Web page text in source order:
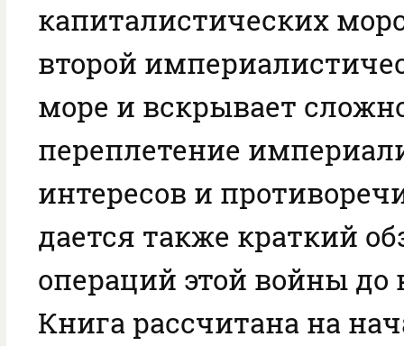
капиталистических
второй
море и вскрывает
переплетение
интересов и
дается также краткий
операций этой войны до
Книга рассчитана на